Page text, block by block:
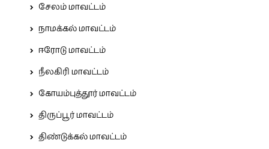
சேலம் மாவட்டம்
நாமக்கல் மாவட்டம்
ஈரோடு மாவட்டம்
நீலகிரி மாவட்டம்
கோயம்புத்தூர் மாவட்டம்
திருப்பூர் மாவட்டம்
திண்டுக்கல் மாவட்டம்